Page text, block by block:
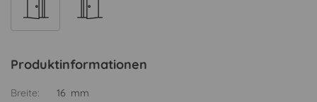
Produktinformationen
Breite:
16 mm